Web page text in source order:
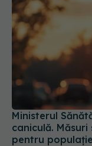
Ministerul
caniculă.
pentru populație